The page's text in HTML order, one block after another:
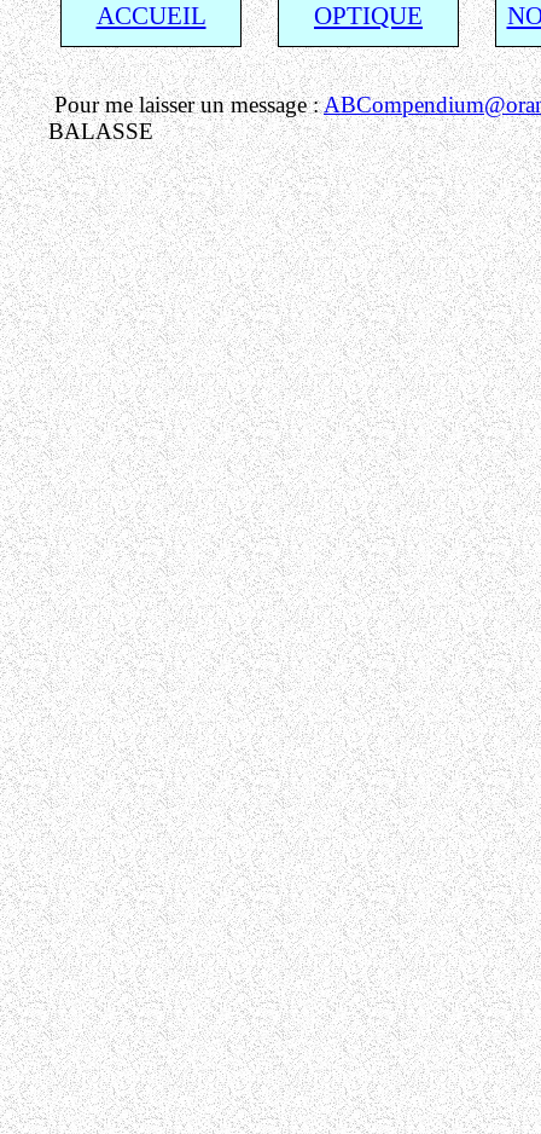
ACCUEIL OPTIQUE
Pour me laisser un message :
BALASSE